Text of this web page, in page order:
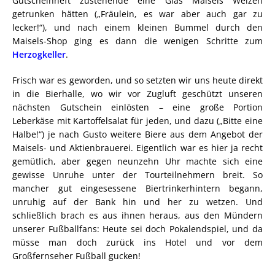
getrunken hätten („Fräulein, es war aber auch gar zu
lecker!“), und nach einem kleinen Bummel durch den
Maisels-Shop ging es dann die wenigen Schritte zum
Herzogkeller.
Frisch war es geworden, und so setzten wir uns heute direkt
in die Bierhalle, wo wir vor Zugluft geschützt unseren
nächsten Gutschein einlösten – eine große Portion
Leberkäse mit Kartoffelsalat für jeden, und dazu („Bitte eine
Halbe!“) je nach Gusto weitere Biere aus dem Angebot der
Maisels- und Aktienbrauerei. Eigentlich war es hier ja recht
gemütlich, aber gegen neunzehn Uhr machte sich eine
gewisse Unruhe unter der Tourteilnehmern breit. So
mancher gut eingesessene Biertrinkerhintern begann,
unruhig auf der Bank hin und her zu wetzen. Und
schließlich brach es aus ihnen heraus, aus den Mündern
unserer Fußballfans: Heute sei doch Pokalendspiel, und da
müsse man doch zurück ins Hotel und vor dem
Großfernseher Fußball gucken!